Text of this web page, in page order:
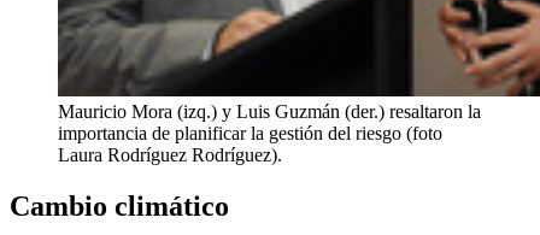
Mauricio Mora (izq.) y Luis Guzmán (der.) resaltaron la
importancia de planificar la gestión del riesgo (foto
Laura Rodríguez Rodríguez).
Cambio climático